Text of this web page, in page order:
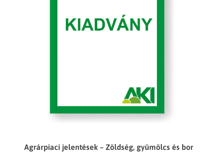
Agrárpiaci jelentések – Zöldség, gyümölcs és bor